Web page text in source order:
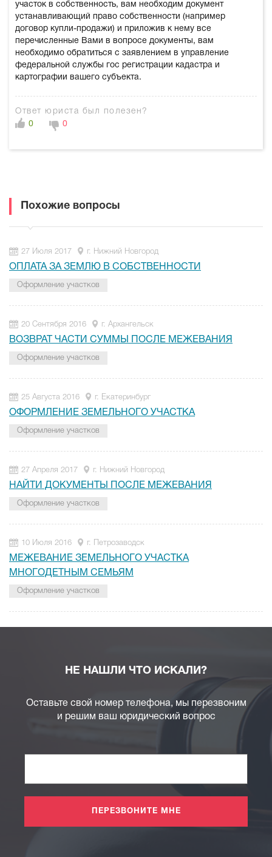
участок в собственность, вам необходим документ
устанавливающий право собственности (например
договор купли-продажи) и приложив к нему все
перечисленные Вами в вопросе документы, вам
необходимо обратиться с заявлением в управление
федеральной службы гос регистрации кадастра и
картографии вашего субъекта.
Ответ юриста был полезен?
0
0
Похожие вопросы
27 Июля 2017 г. Нижний Новгород
ОПЛАТА ЗА ЗЕМЛЮ В СОБСТВЕННОСТИ
Оформление участков
20 Сентября 2016 г. Архангельск
ВОЗВРАТ ЧАСТИ СУММЫ ПОСЛЕ МЕЖЕВАНИЯ
Оформление участков
25 Августа 2016 г. Екатеринбург
ОФОРМЛЕНИЕ ЗЕМЕЛЬНОГО УЧАСТКА
Оформление участков
27 Апреля 2017 г. Нижний Новгород
НАЙТИ ДОКУМЕНТЫ ПОСЛЕ МЕЖЕВАНИЯ
Оформление участков
10 Июля 2016 г. Петрозаводск
МЕЖЕВАНИЕ ЗЕМЕЛЬНОГО УЧАСТКА
МНОГОДЕТНЫМ СЕМЬЯМ
Оформление участков
НЕ НАШЛИ ЧТО ИСКАЛИ?
Оставьте свой номер телефона, мы перезвоним
и решим ваш юридический вопрос
ПЕРЕЗВОНИТЕ МНЕ